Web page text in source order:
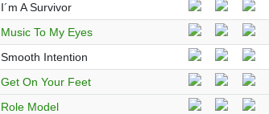
I´m A Survivor
Music To My Eyes
Smooth Intention
Get On Your Feet
Role Model